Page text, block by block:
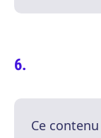
Ce